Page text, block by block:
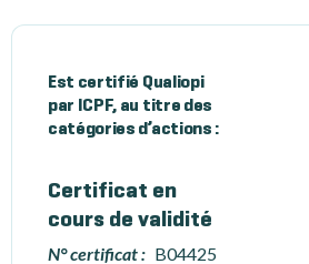
Est certifié Qualiopi
par ICPF, au titre des
catégories d’actions :
Certificat en
cours de validité
N° certificat : B04425